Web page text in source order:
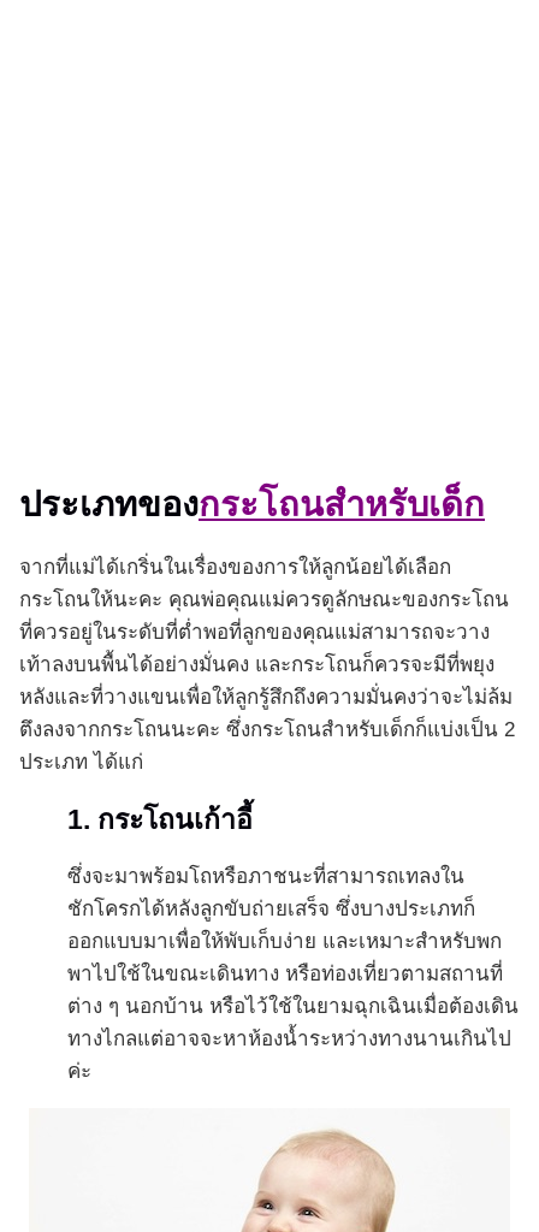
ประเภทของกระโถนสำหรับเด็ก
จากที่แม่ได้เกริ่นในเรื่องของการให้ลูกน้อยได้เลือก
กระโถนให้นะคะ คุณพ่อคุณแม่ควรดูลักษณะของกระโถน
ที่ควรอยู่ในระดับที่ต่ำพอที่ลูกของคุณแม่สามารถจะวาง
เท้าลงบนพื้นได้อย่างมั่นคง และกระโถนก็ควรจะมีที่พยุง
หลังและที่วางแขนเพื่อให้ลูกรู้สึกถึงความมั่นคงว่าจะไม่ล้ม
ตึงลงจากกระโถนนะคะ ซึ่งกระโถนสำหรับเด็กก็แบ่งเป็น 2
ประเภท ได้แก่
1. กระโถนเก้าอี้
ซึ่งจะมาพร้อมโถหรือภาชนะที่สามารถเทลงใน
ชักโครกได้หลังลูกขับถ่ายเสร็จ ซึ่งบางประเภทก็
ออกแบบมาเพื่อให้พับเก็บง่าย และเหมาะสำหรับพก
พาไปใช้ในขณะเดินทาง หรือท่องเที่ยวตามสถานที่
ต่าง ๆ นอกบ้าน หรือไว้ใช้ในยามฉุกเฉินเมื่อต้องเดิน
ทางไกลแต่อาจจะหาห้องน้ำระหว่างทางนานเกินไป
ค่ะ